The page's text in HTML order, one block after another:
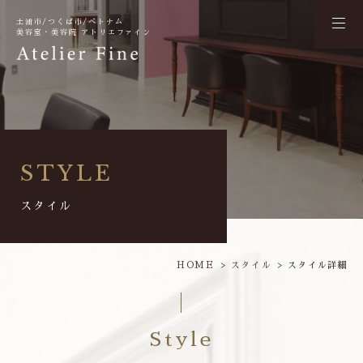
土浦市/つくば市/ベトナム
美容室・美容院 アトリエファイン
STYLE
スタイル
HOME スタイル スタイル詳細
Style